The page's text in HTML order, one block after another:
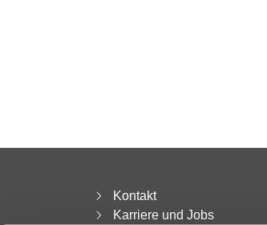
Kontakt
Karriere und Jobs